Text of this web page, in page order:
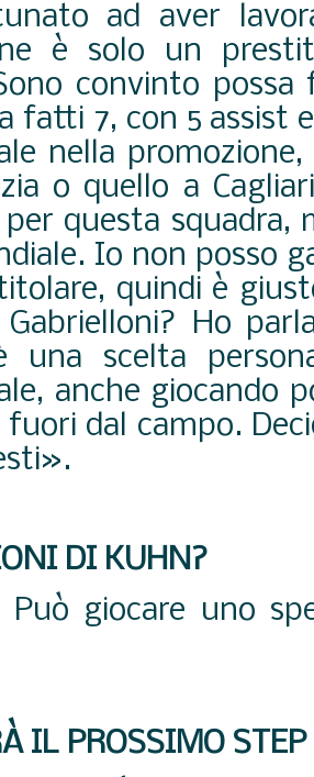
ad aver
è solo un
convinto possa
fatti 7, con 5 assist
nella
o quello a
questa squadra,
Io non posso
quindi è
Gabrielloni? Ho
una scelta
anche giocando
dal campo.
».
DI KUHN?
giocare uno
IL PROSSIMO